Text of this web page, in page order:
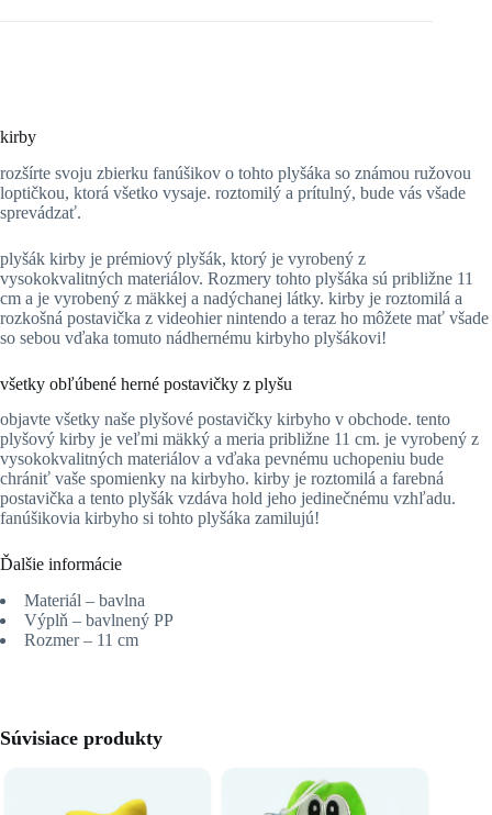
kirby
rozšírte svoju zbierku fanúšikov o tohto plyšáka so známou ružovou
loptičkou, ktorá všetko vysaje. roztomilý a prítulný, bude vás všade
sprevádzať.
plyšák kirby je prémiový plyšák, ktorý je vyrobený z
vysokokvalitných materiálov. Rozmery tohto plyšáka sú približne 11
cm a je vyrobený z mäkkej a nadýchanej látky. kirby je roztomilá a
rozkošná postavička z videohier nintendo a teraz ho môžete mať všade
so sebou vďaka tomuto nádhernému kirbyho plyšákovi!
všetky obľúbené herné postavičky z plyšu
objavte všetky naše plyšové postavičky kirbyho v obchode. tento
plyšový kirby je veľmi mäkký a meria približne 11 cm. je vyrobený z
vysokokvalitných materiálov a vďaka pevnému uchopeniu bude
chrániť vaše spomienky na kirbyho. kirby je roztomilá a farebná
postavička a tento plyšák vzdáva hold jeho jedinečnému vzhľadu.
fanúšikovia kirbyho si tohto plyšáka zamilujú!
Ďalšie informácie
Materiál – bavlna
Výplň – bavlnený PP
Rozmer – 11 cm
Súvisiace produkty